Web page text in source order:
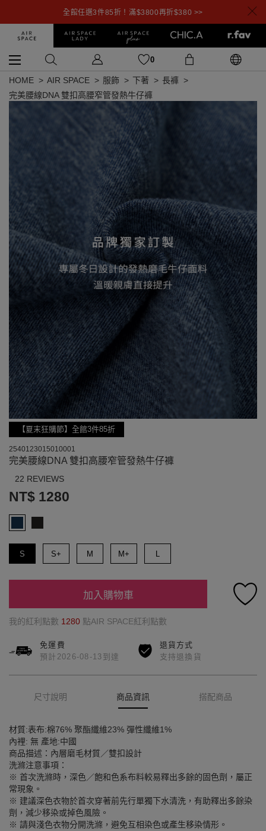
全館任選3件85折！滿$3800再折$380 >>
0
HOME AIR SPACE 服飾 下著
長褲
完美腰線DNA 雙扣高腰窄管發熱牛仔褲
【夏末狂購節】全館3件85折
2540123015010001
完美腰線DNA 雙扣高腰窄管發熱牛仔褲
22 REVIEWS
NT$ 1280
S S+ M M+ L
加入購物車
我的紅利點數 1280 點AIR SPACE紅利點數
免運費
預計2026-08-13到達
退貨方式
支持退換貨
尺寸說明 商品資訊 搭配商品
材質:表布:棉76% 聚酯纖維23% 彈性纖維1%
內裡: 無 產地:中國
商品描述：內層磨毛材質／雙扣設計
洗滌注意事項：
※ 首次洗滌時，深色／飽和色系布料較易釋出多餘的固色劑，屬正
常現象。
※ 建議深色衣物於首次穿著前先行單獨下水清洗，有助釋出多餘染
劑，減少移染或掉色風險。
※ 請與淺色衣物分開洗滌，避免互相染色或產生移染情形。